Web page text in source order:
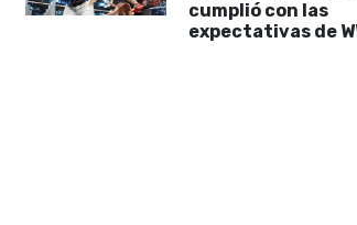
cumplió con las
expectativas de